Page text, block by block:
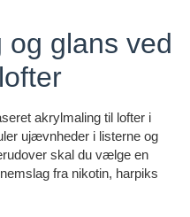
og glans ved
akrylmaling til lofter i
ujævnheder i listerne og
skal du vælge en
fra nikotin, harpiks